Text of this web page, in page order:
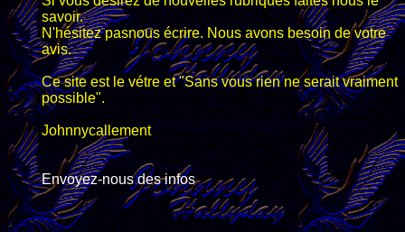
savoir.
N'hésitez pasnous écrire. Nous avons besoin de votre
avis.
Ce site est le vétre et "Sans vous rien ne serait vraiment
possible".
Johnnycallement
Envoyez-nous des infos